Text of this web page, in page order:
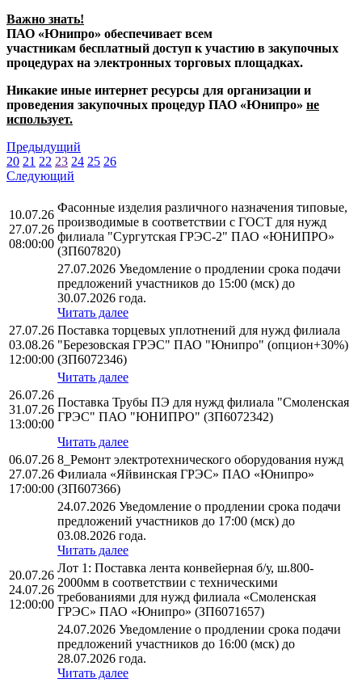
Важно знать!
ПАО «Юнипро» обеспечивает всем
участникам бесплатный доступ к участию в закупочных
процедурах на электронных торговых площадках.
Никакие иные интернет ресурсы для организации и
проведения закупочных процедур ПАО «Юнипро» не
использует.
Предыдущий
20 21 22 23 24 25 26
Следующий
10.07.26
27.07.26
08:00:00
Фасонные изделия различного назначения типовые,
производимые в соответствии с ГОСТ для нужд
филиала "Сургутская ГРЭС-2" ПАО «ЮНИПРО»
(ЗП607820)
27.07.2026 Уведомление о продлении срока подачи
предложений участников до 15:00 (мск) до
30.07.2026 года.
Читать далее
27.07.26
03.08.26
12:00:00
Поставка торцевых уплотнений для нужд филиала
"Березовская ГРЭС" ПАО "Юнипро" (опцион+30%)
(ЗП6072346)
Читать далее
26.07.26
31.07.26
13:00:00
Поставка Трубы ПЭ для нужд филиала "Смоленская
ГРЭС" ПАО "ЮНИПРО" (ЗП6072342)
Читать далее
06.07.26
27.07.26
17:00:00
8_Ремонт электротехнического оборудования нужд
Филиала «Яйвинская ГРЭС» ПАО «Юнипро»
(ЗП607366)
24.07.2026 Уведомление о продлении срока подачи
предложений участников до 17:00 (мск) до
03.08.2026 года.
Читать далее
20.07.26
24.07.26
12:00:00
Лот 1: Поставка лента конвейерная б/у, ш.800-
2000мм в соответствии с техническими
требованиями для нужд филиала «Смоленская
ГРЭС» ПАО «Юнипро» (ЗП6071657)
24.07.2026 Уведомление о продлении срока подачи
предложений участников до 16:00 (мск) до
28.07.2026 года.
Читать далее